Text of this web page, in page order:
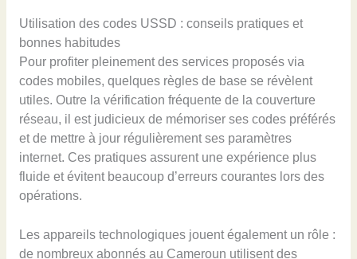
Utilisation des codes USSD : conseils pratiques et
bonnes habitudes
Pour profiter pleinement des services proposés via
codes mobiles, quelques règles de base se révèlent
utiles. Outre la vérification fréquente de la couverture
réseau, il est judicieux de mémoriser ses codes préférés
et de mettre à jour régulièrement ses paramètres
internet. Ces pratiques assurent une expérience plus
fluide et évitent beaucoup d’erreurs courantes lors des
opérations.
Les appareils technologiques jouent également un rôle :
de nombreux abonnés au Cameroun utilisent des